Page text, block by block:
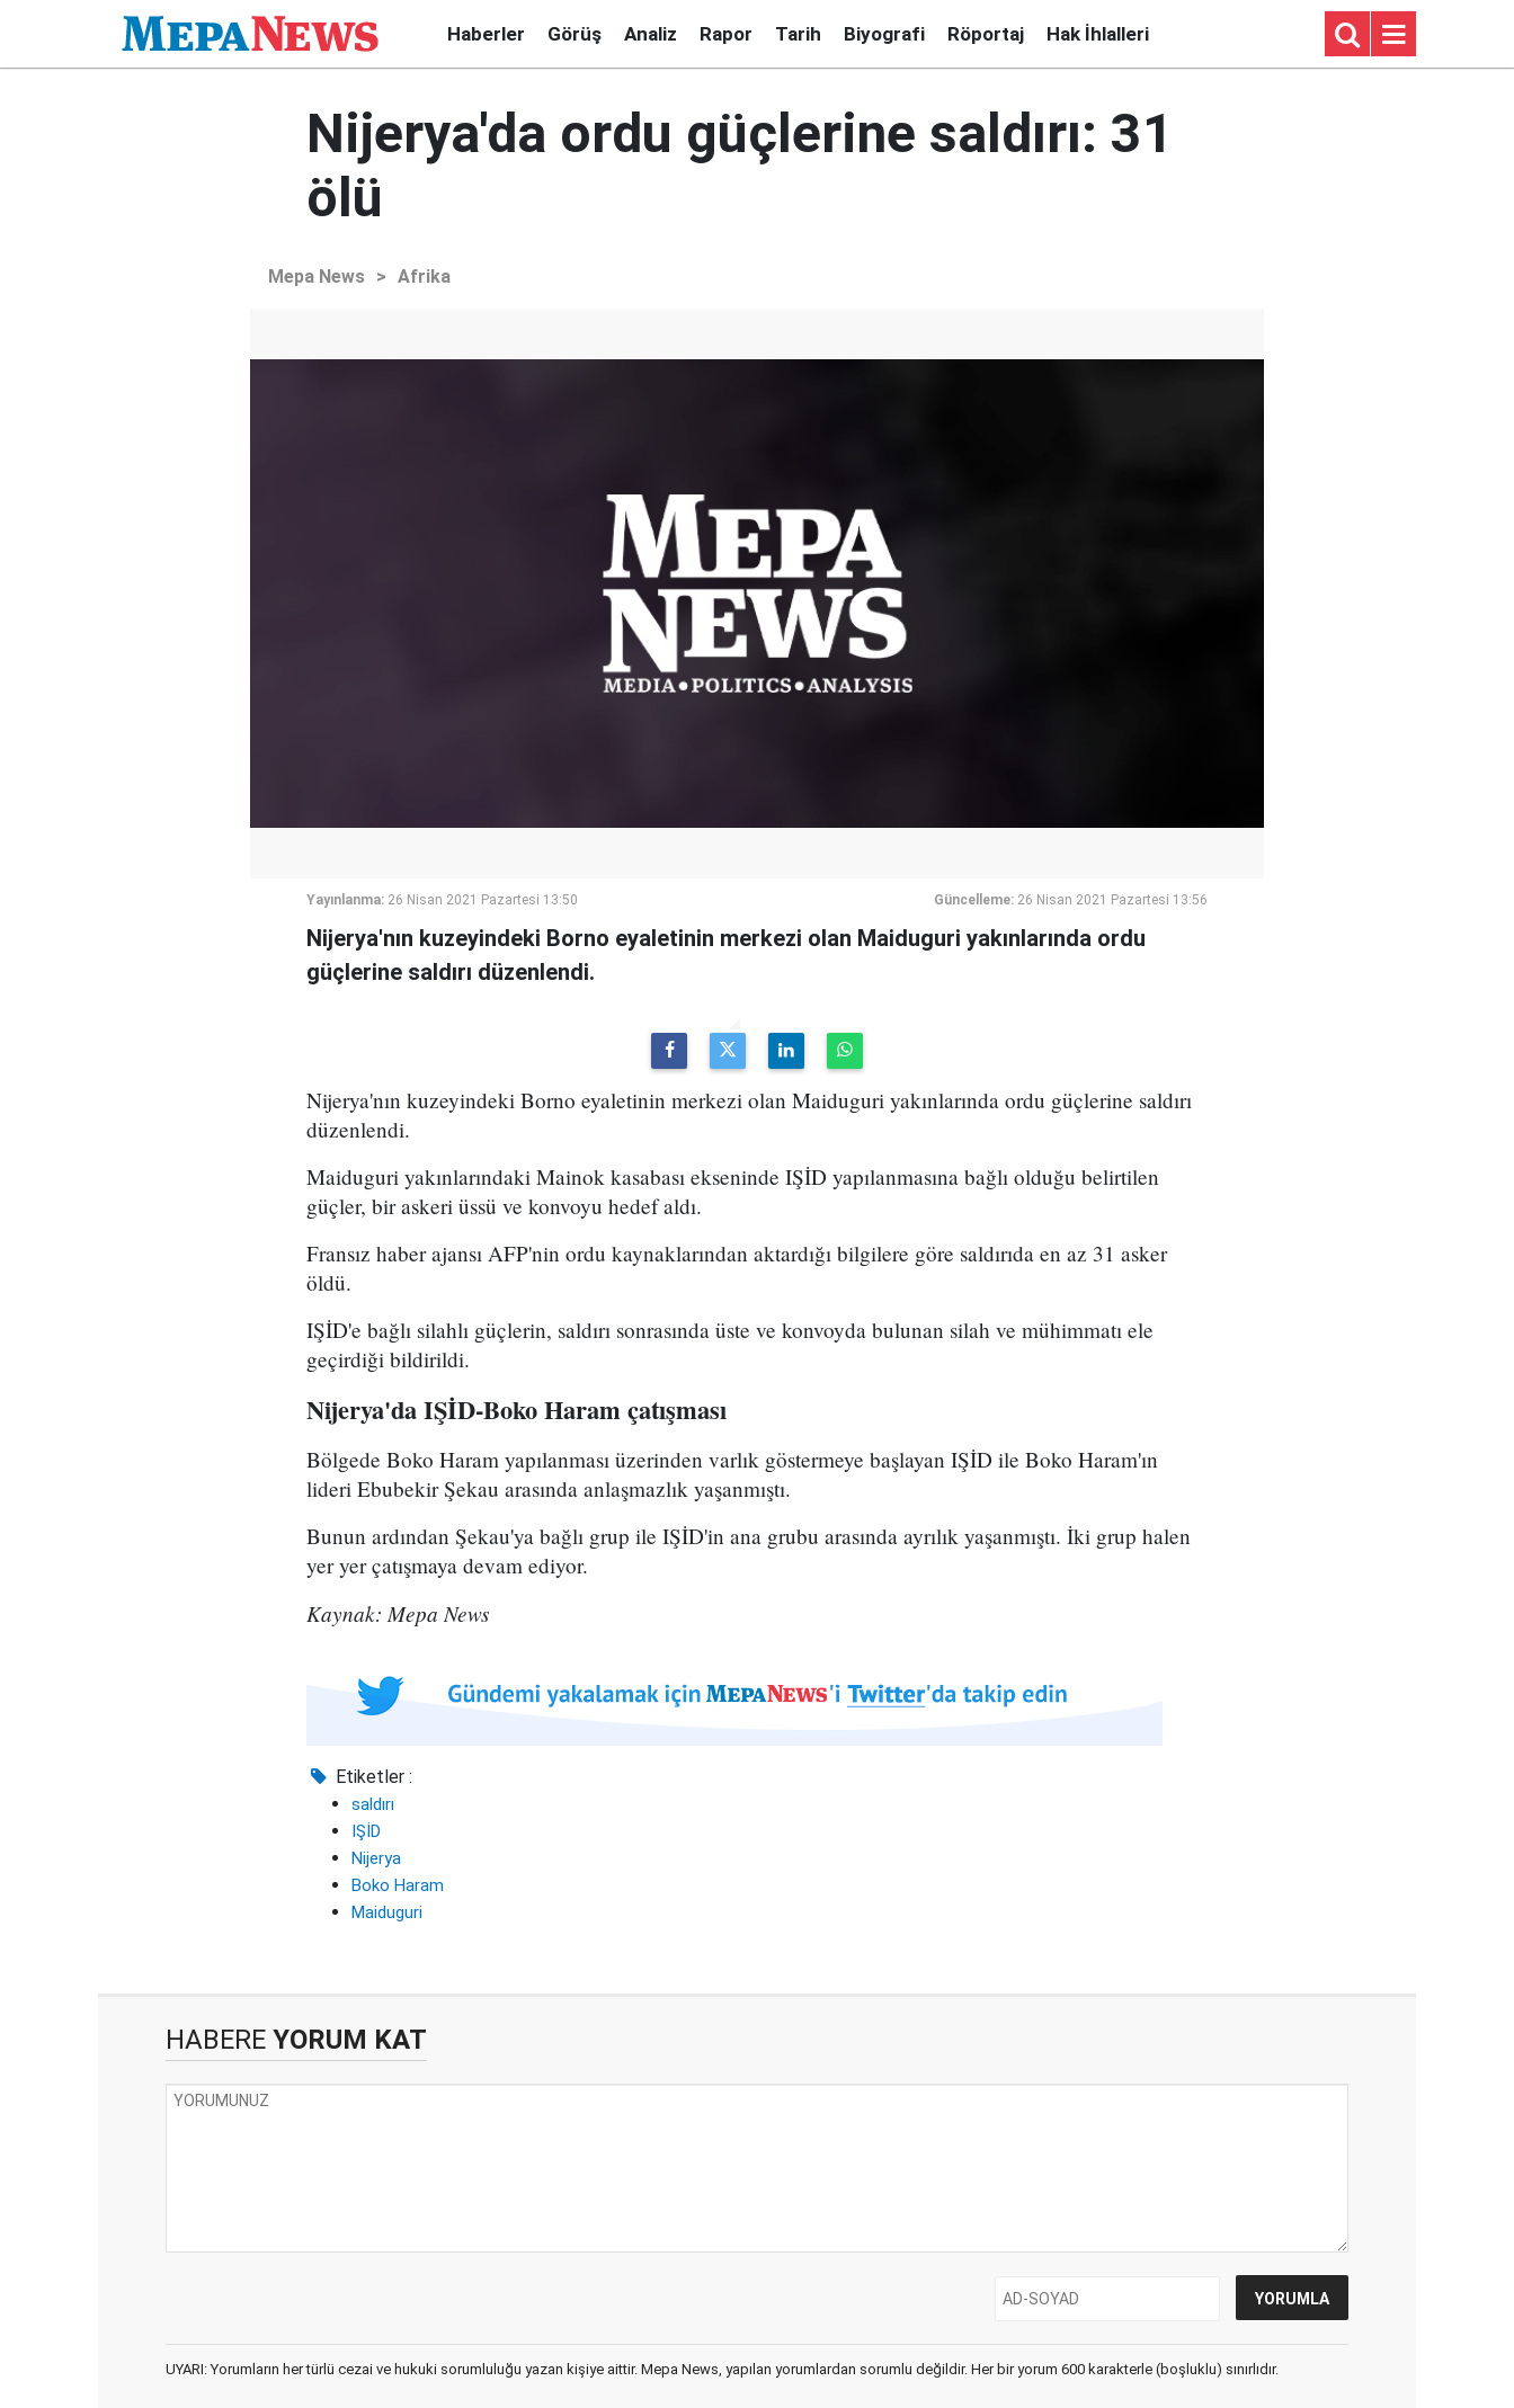
Haberler Görüş Analiz Rapor Tarih Biyografi Röportaj Hak İhlalleri
Nijerya'da ordu güçlerine saldırı: 31
ölü
Mepa News > Afrika
Yayınlanma: 26 Nisan 2021 Pazartesi 13:50 Güncelleme: 26 Nisan 2021 Pazartesi 13:56
Nijerya'nın kuzeyindeki Borno eyaletinin merkezi olan Maiduguri yakınlarında ordu
güçlerine saldırı düzenlendi.
Nijerya'nın kuzeyindeki Borno eyaletinin merkezi olan Maiduguri yakınlarında ordu güçlerine saldırı
düzenlendi.
Maiduguri yakınlarındaki Mainok kasabası ekseninde IŞİD yapılanmasına bağlı olduğu belirtilen
güçler, bir askeri üssü ve konvoyu hedef aldı.
Fransız haber ajansı AFP'nin ordu kaynaklarından aktardığı bilgilere göre saldırıda en az 31 asker
öldü.
IŞİD'e bağlı silahlı güçlerin, saldırı sonrasında üste ve konvoyda bulunan silah ve mühimmatı ele
geçirdiği bildirildi.
Nijerya'da IŞİD-Boko Haram çatışması
Bölgede Boko Haram yapılanması üzerinden varlık göstermeye başlayan IŞİD ile Boko Haram'ın
lideri Ebubekir Şekau arasında anlaşmazlık yaşanmıştı.
Bunun ardından Şekau'ya bağlı grup ile IŞİD'in ana grubu arasında ayrılık yaşanmıştı. İki grup halen
yer yer çatışmaya devam ediyor.
Kaynak: Mepa News
Etiketler :
saldırı
IŞİD
Nijerya
Boko Haram
Maiduguri
HABERE YORUM KAT
UYARI: Yorumların her türlü cezai ve hukuki sorumluluğu yazan kişiye aittir. Mepa News, yapılan yorumlardan sorumlu değildir. Her bir yorum 600 karakterle (boşluklu) sınırlıdır.